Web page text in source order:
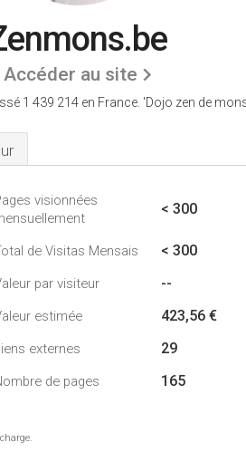
Accéder au site
1 439 214 en France. 'Dojo zen de
visionnées
< 300
de Visitas Mensais < 300
par visiteur --
estimée 423,56 €
externes 29
de pages 165